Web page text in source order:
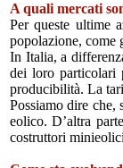
A quali mercati
Per queste ultime
popolazione, come
In Italia, a
dei loro particolari
producibilità. La
Possiamo dire
eolico. D’altra
costruttori